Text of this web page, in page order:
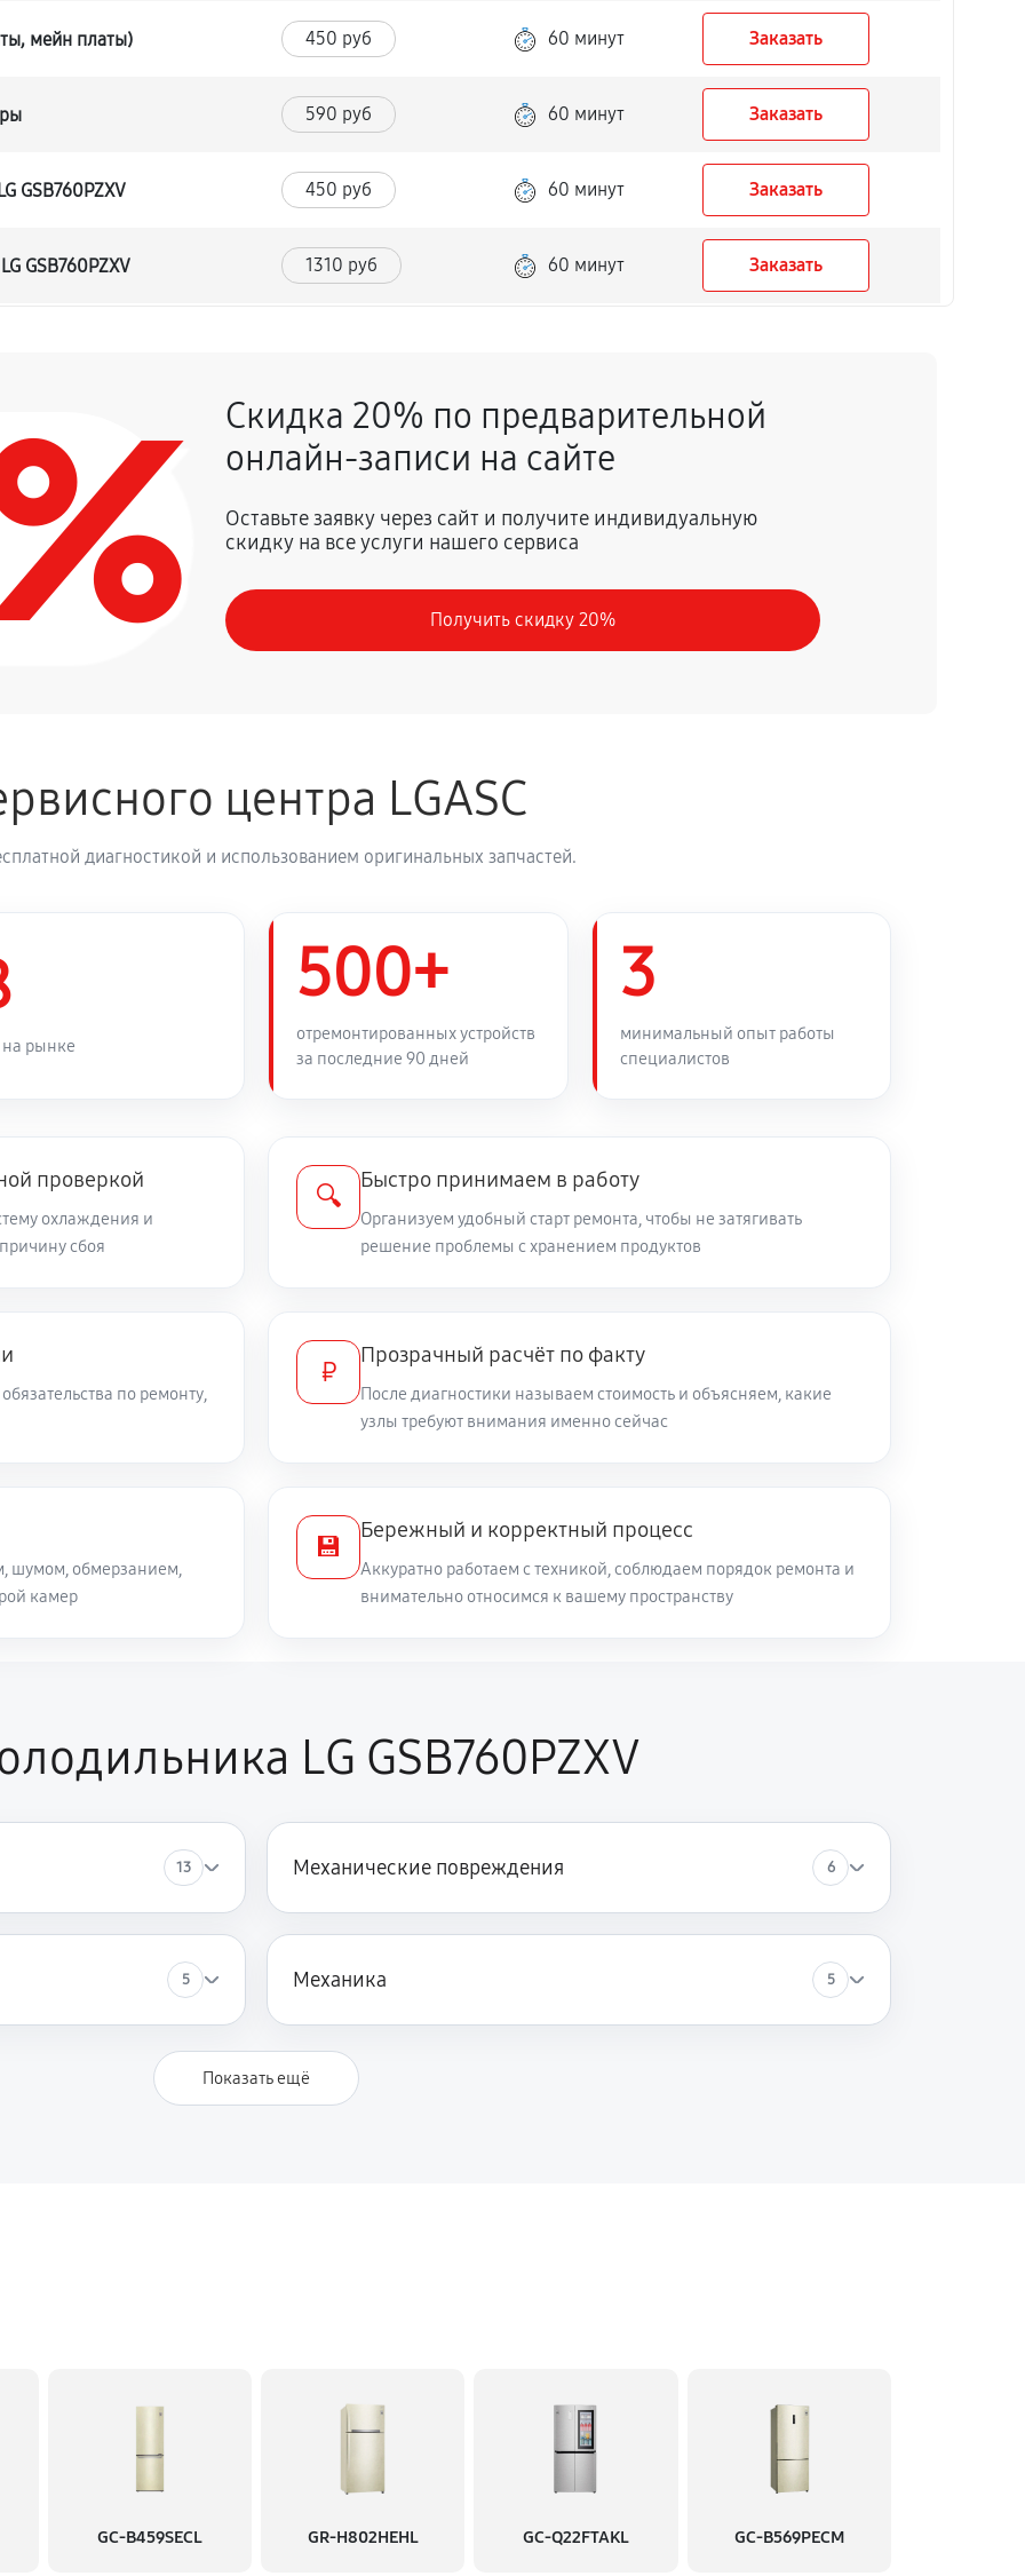
мейн платы) 450 руб 60 минут Заказать
590 руб 60 минут Заказать
GSB760PZXV 450 руб 60 минут Заказать
GSB760PZXV 1310 руб 60 минут Заказать
590 руб 60 минут Заказать
Заказать
LG GSB760PZXV 1260 руб
450 руб 60 минут
450 руб 60 минут
60 минут
Скидка 20% по предварительной
онлайн-записи на сайте
Оставьте заявку через сайт и получите индивидуальную
скидку на все услуги нашего сервиса
Получить скидку 20%
центра LGASC
диагностикой и использованием оригинальных запчастей.
на рынке
500+
отремонтированных устройств
за последние 90 дней
3
минимальный опыт работы
специалистов
проверкой
охлаждения и
сбоя
🔍
Быстро принимаем в работу
Организуем удобный старт ремонта, чтобы не затягивать
решение проблемы с хранением продуктов
по ремонту,
₽
Прозрачный расчёт по факту
После диагностики называем стоимость и объясняем, какие
узлы требуют внимания именно сейчас
шумом, обмерзанием,
камер
💾
Бережный и корректный процесс
Аккуратно работаем с техникой, соблюдаем порядок ремонта и
внимательно относимся к вашему пространству
LG GSB760PZXV
13 Механические повреждения 6
5 Механика 5
Показать ещё
GC-B459SECL GR-H802HEHL GC-Q22FTAKL GC-B569PECM